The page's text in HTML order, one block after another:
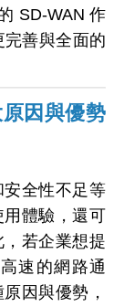
SD-WAN 作
善與全面的
因與優勢
全性不足等
體驗，還可
若企業想提
速的網路通
因與優勢，